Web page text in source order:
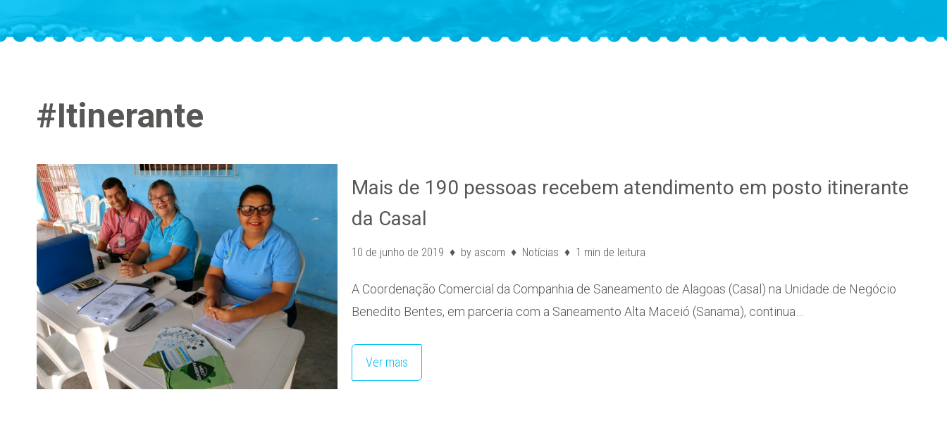
#Itinerante
Mais de 190 pessoas recebem atendimento em posto itinerante
da Casal
10 de junho de 2019 by ascom Notícias 1 min de leitura
A Coordenação Comercial da Companhia de Saneamento de Alagoas (Casal) na Unidade de Negócio
Benedito Bentes, em parceria com a Saneamento Alta Maceió (Sanama), continua…
Ver mais